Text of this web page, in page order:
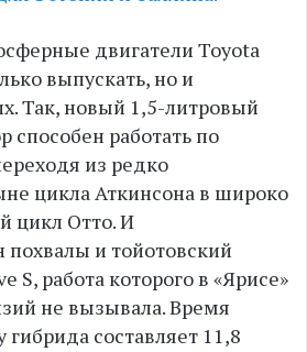
двигатели Toyota
выпускать, но и
Так, новый 1,5-литровый
способен работать по
из редко
цикла Аткинсона в широко
цикл Отто. И
похвалы и тойотовский
S, работа которого в «Ярисе»
не вызывала. Время
гибрида составляет 11,8